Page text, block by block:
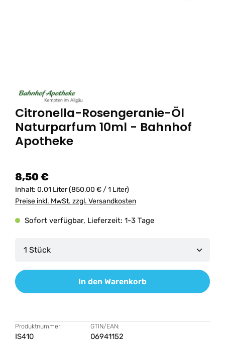
Citronella-Rosengeranie-Öl
Naturparfum 10ml - Bahnhof
Apotheke
8,50 €
Inhalt: 0.01 Liter(850,00 € / 1 Liter)
Preise inkl. MwSt. zzgl. Versandkosten
Sofort verfügbar, Lieferzeit: 1-3 Tage
Produkt Anzahl: Gib den gewünschten Wert
In den Warenkorb
Produktnummer:
IS410
GTIN/EAN:
06941152